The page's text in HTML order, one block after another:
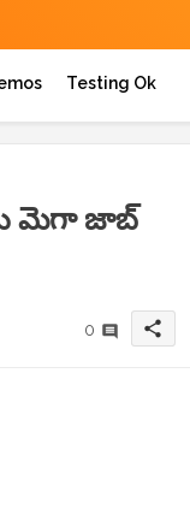
Testing Ok
మెగా జాబ్
0 share